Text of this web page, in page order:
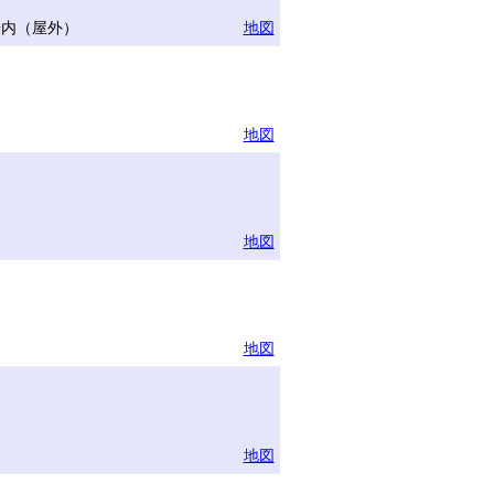
（屋外）
地図
地図
地図
地図
地図